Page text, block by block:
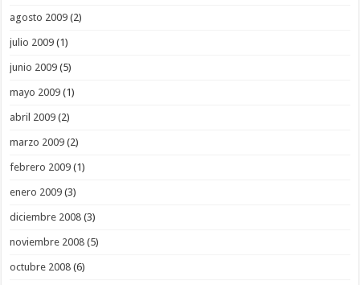
agosto 2009 (2)
julio 2009 (1)
junio 2009 (5)
mayo 2009 (1)
abril 2009 (2)
marzo 2009 (2)
febrero 2009 (1)
enero 2009 (3)
diciembre 2008 (3)
noviembre 2008 (5)
octubre 2008 (6)